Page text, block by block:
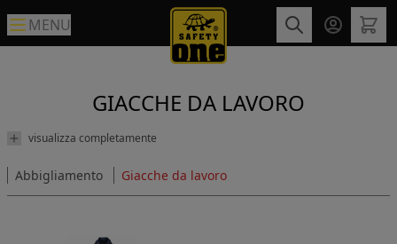
MENU
GIACCHE DA LAVORO
visualizza completamente
Abbigliamento Giacche da lavoro